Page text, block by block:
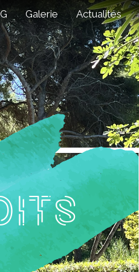
Galerie Actualités